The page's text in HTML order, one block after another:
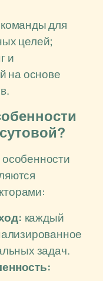
для
целей;
и
на основе
каждый
задач.